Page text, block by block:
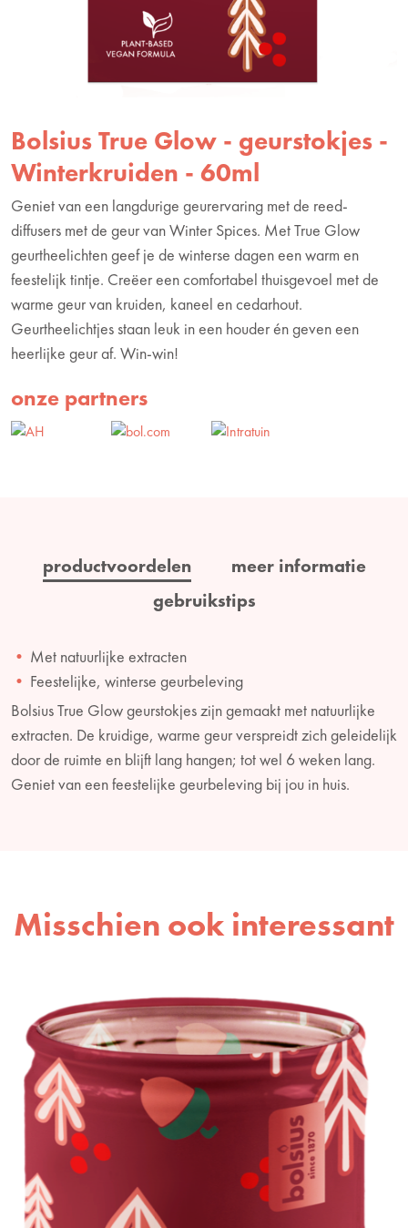
Bolsius True Glow - geurstokjes -
Winterkruiden - 60ml
Geniet van een langdurige geurervaring met de reed-
diffusers met de geur van Winter Spices. Met True Glow
geurtheelichten geef je de winterse dagen een warm en
feestelijk tintje. Creëer een comfortabel thuisgevoel met de
warme geur van kruiden, kaneel en cedarhout.
Geurtheelichtjes staan leuk in een houder én geven een
heerlijke geur af. Win-win!
onze partners
productvoordelen
meer informatie
gebruikstips
Met natuurlijke extracten
Feestelijke, winterse geurbeleving
Bolsius True Glow geurstokjes zijn gemaakt met natuurlijke
extracten. De kruidige, warme geur verspreidt zich geleidelijk
door de ruimte en blijft lang hangen; tot wel 6 weken lang.
Geniet van een feestelijke geurbeleving bij jou in huis.
Misschien ook interessant